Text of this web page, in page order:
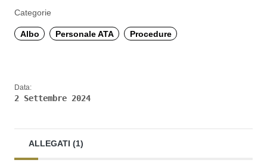
Categorie
Albo Personale ATA Procedure
Data:
2 Settembre 2024
ALLEGATI (1)